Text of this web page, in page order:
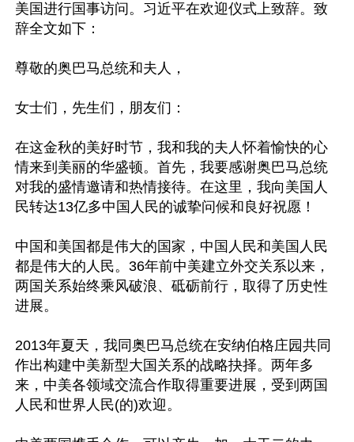
美国进行国事访问。习近平在欢迎仪式上致辞。致
辞全文如下：
尊敬的奥巴马总统和夫人，
女士们，先生们，朋友们：
在这金秋的美好时节，我和我的夫人怀着愉快的心
情来到美丽的华盛顿。首先，我要感谢奥巴马总统
对我的盛情邀请和热情接待。在这里，我向美国人
民转达13亿多中国人民的诚挚问候和良好祝愿！
中国和美国都是伟大的国家，中国人民和美国人民
都是伟大的人民。36年前中美建立外交关系以来，
两国关系始终乘风破浪、砥砺前行，取得了历史性
进展。
2013年夏天，我同奥巴马总统在安纳伯格庄园共同
作出构建中美新型大国关系的战略抉择。两年多
来，中美各领域交流合作取得重要进展，受到两国
人民和世界人民(的)欢迎。